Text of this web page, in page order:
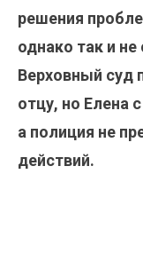
решения
однако так и не
Верховный суд
отцу, но Елена
а полиция не
действий.